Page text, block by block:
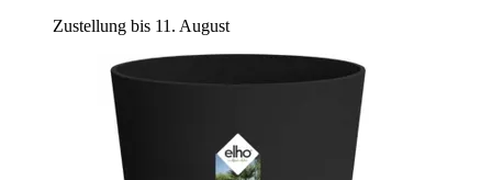
Zustellung bis 11. August